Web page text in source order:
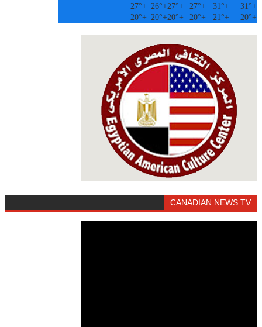
+
31°
+
31°
+
27°
+
27°
+
26°
+
27°
+
20°
+
21°
+
20°
+
20°
+
20°
+
20°
CANADIAN NEWS TV